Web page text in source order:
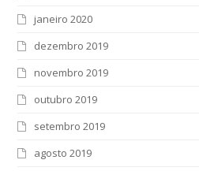
janeiro 2020
dezembro 2019
novembro 2019
outubro 2019
setembro 2019
agosto 2019